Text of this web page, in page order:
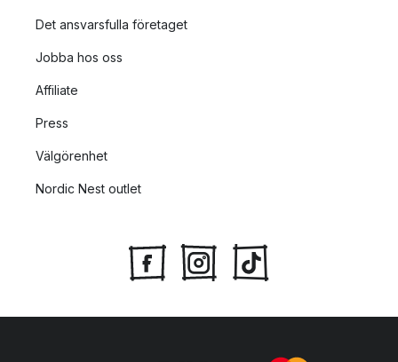
Det ansvarsfulla företaget
Jobba hos oss
Affiliate
Press
Välgörenhet
Nordic Nest outlet